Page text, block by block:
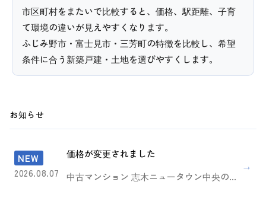
市区町村をまたいで比較すると、価格、駅距離、子育
て環境の違いが見えやすくなります。
ふじみ野市・富士見市・三芳町の特徴を比較し、希望
条件に合う新築戸建・土地を選びやすくします。
お知らせ
NEW
2026.08.07
価格が変更されました
中古マンション 志木ニュータウン中央の森参番街5号棟
→